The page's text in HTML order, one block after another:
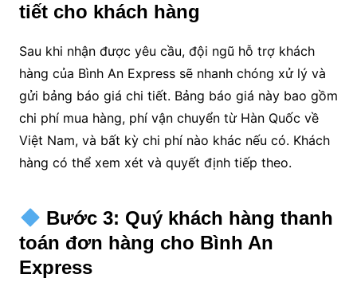
tiết cho khách hàng
Sau khi nhận được yêu cầu, đội ngũ hỗ trợ khách
hàng của Bình An Express sẽ nhanh chóng xử lý và
gửi bảng báo giá chi tiết. Bảng báo giá này bao gồm
chi phí mua hàng, phí vận chuyển từ Hàn Quốc về
Việt Nam, và bất kỳ chi phí nào khác nếu có. Khách
hàng có thể xem xét và quyết định tiếp theo.
Bước 3: Quý khách hàng thanh
toán đơn hàng cho Bình An
Express